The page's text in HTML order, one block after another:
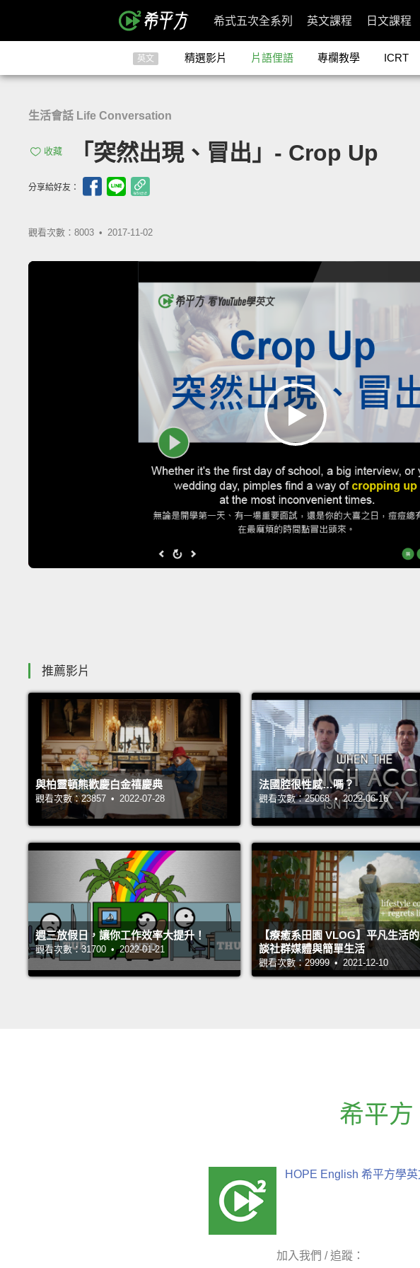
希式五次全系列 英文課程 日文課程
英文 精選影片 片語俚語 專欄教學 ICRT
生活會話 Life Conversation
收藏 「突然出現、冒出」- Crop Up
分享給好友：
觀看次數：8003 • 2017-11-02
推薦影片
與柏靈頓熊歡慶白金禧慶典
觀看次數：23857 • 2022-07-28
法國腔很性感…嗎？
觀看次數：25068 • 2022-06-16
週三放假日，讓你工作效率大提升！
觀看次數：31700 • 2022-01-21
【療癒系田園 VLOG】平凡生活
談社群媒體與簡單生活
觀看次數：29999 • 2021-12-10
希平方
HOPE English 希平方學英
加入我們 / 追蹤：